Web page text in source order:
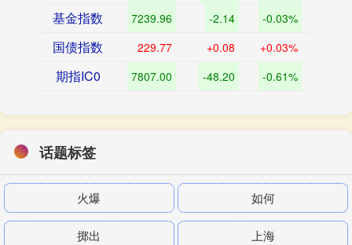
基金指数 7239.96 -2.14 -0.03%
国债指数 229.77 +0.08 +0.03%
期指IC0 7807.00 -48.20 -0.61%
话题标签
火爆 如何
掷出 上海